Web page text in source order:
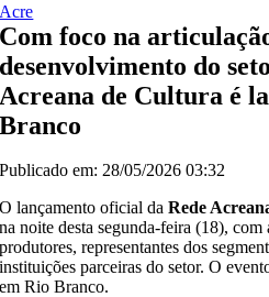
Acre
Com foco na
desenvolvimento do
Acreana de Cultura é
Branco
Publicado em: 28/05/2026 03:32
O lançamento oficial daRede
na noite desta segunda-feira (18), com
produtores, representantes dos
instituições parceiras do setor. O
em Rio Branco.